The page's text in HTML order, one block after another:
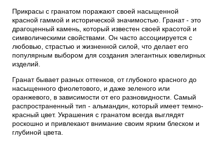
Прикрасы с гранатом поражают своей насыщенной
красной гаммой и исторической значимостью. Гранат - это
драгоценный камень, который известен своей красотой и
символическими свойствами. Он часто ассоциируется с
любовью, страстью и жизненной силой, что делает его
популярным выбором для создания элегантных ювелирных
изделий.
Гранат бывает разных оттенков, от глубокого красного до
насыщенного фиолетового, и даже зеленого или
оранжевого, в зависимости от его разновидности. Самый
распространенный тип - альмандин, который имеет темно-
красный цвет. Украшения с гранатом всегда выглядят
роскошно и привлекают внимание своим ярким блеском и
глубиной цвета.